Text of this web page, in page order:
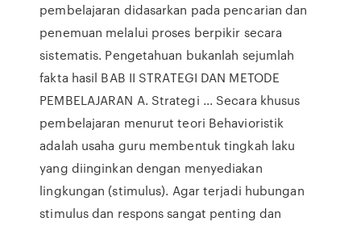
pembelajaran didasarkan pada pencarian dan
penemuan melalui proses berpikir secara
sistematis. Pengetahuan bukanlah sejumlah
fakta hasil BAB II STRATEGI DAN METODE
PEMBELAJARAN A. Strategi ... Secara khusus
pembelajaran menurut teori Behavioristik
adalah usaha guru membentuk tingkah laku
yang diinginkan dengan menyediakan
lingkungan (stimulus). Agar terjadi hubungan
stimulus dan respons sangat penting dan